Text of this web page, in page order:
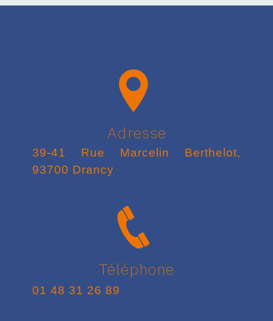
Adresse
39-41 Rue Marcelin Berthelot,
93700 Drancy
Téléphone
01 48 31 26 89